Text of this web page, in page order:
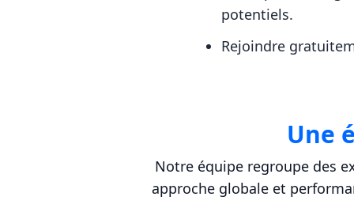
potentiels.
Rejoindre
Une
Notre équipe regroupe des
approche globale et